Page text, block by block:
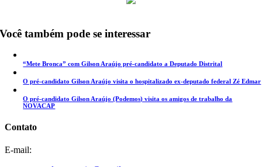
Você também pode se interessar
“Mete Bronca” com Gilson Araújo pré-candidato a Deputado Distrital
O pré-candidato Gilson Araújo visita o hospitalizado ex-deputado federal Zé Edmar
O pré-candidato Gilson Araújo (Podemos) visita os amigos de trabalho da
NOVACAP
Contato
E-mail: